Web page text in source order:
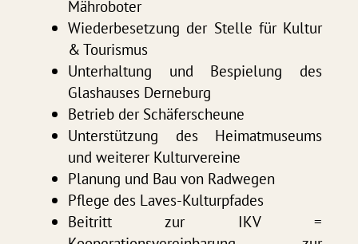
Mähroboter
Wiederbesetzung der Stelle für Kultur
& Tourismus
Unterhaltung und Bespielung des
Glashauses Derneburg
Betrieb der Schäferscheune
Unterstützung des Heimatmuseums
und weiterer Kulturvereine
Planung und Bau von Radwegen
Pﬂege des Laves-Kulturpfades
Beitritt zur IKV =